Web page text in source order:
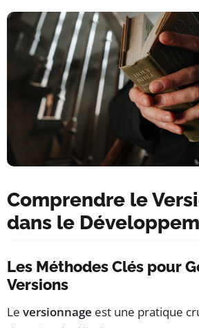
Comprendre le
dans le
Les Méthodes Clés pour
Versions
Le versionnage est une pratique